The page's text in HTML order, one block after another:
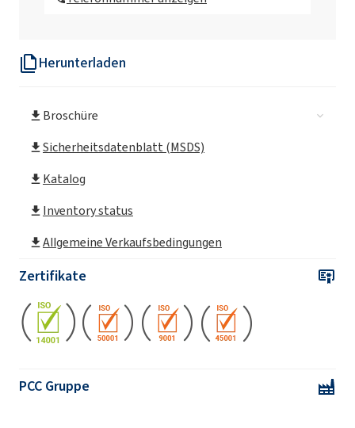
Herunterladen
Broschüre
Sicherheitsdatenblatt (MSDS)
Katalog
Inventory status
Allgemeine Verkaufsbedingungen
Zertifikate
PCC Gruppe